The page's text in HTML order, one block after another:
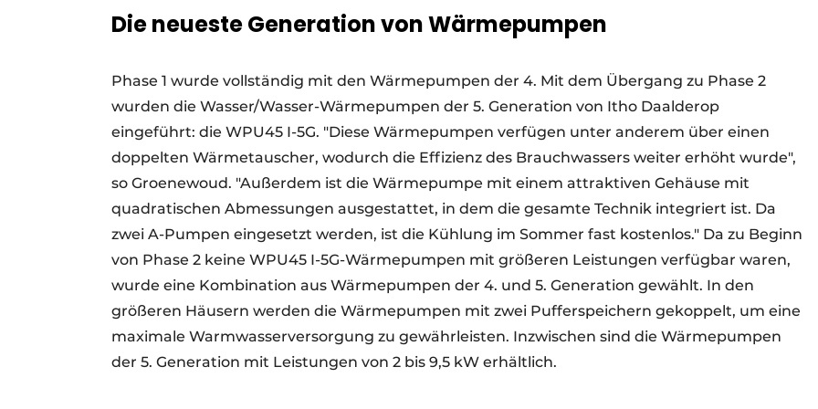
Die neueste Generation von Wärmepumpen
Phase 1 wurde vollständig mit den Wärmepumpen der 4. Mit dem Übergang zu Phase 2
wurden die Wasser/Wasser-Wärmepumpen der 5. Generation von Itho Daalderop
eingeführt: die WPU45 I-5G. "Diese Wärmepumpen verfügen unter anderem über einen
doppelten Wärmetauscher, wodurch die Effizienz des Brauchwassers weiter erhöht wurde",
so Groenewoud. "Außerdem ist die Wärmepumpe mit einem attraktiven Gehäuse mit
quadratischen Abmessungen ausgestattet, in dem die gesamte Technik integriert ist. Da
zwei A-Pumpen eingesetzt werden, ist die Kühlung im Sommer fast kostenlos." Da zu Beginn
von Phase 2 keine WPU45 I-5G-Wärmepumpen mit größeren Leistungen verfügbar waren,
wurde eine Kombination aus Wärmepumpen der 4. und 5. Generation gewählt. In den
größeren Häusern werden die Wärmepumpen mit zwei Pufferspeichern gekoppelt, um eine
maximale Warmwasserversorgung zu gewährleisten. Inzwischen sind die Wärmepumpen
der 5. Generation mit Leistungen von 2 bis 9,5 kW erhältlich.